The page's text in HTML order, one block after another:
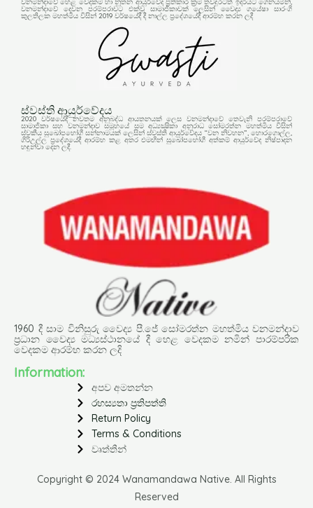
වනමන්දාවේ හෙළ වෙදකම හා නූතන ආයුර්වේද ප්‍රතිකාර ක්‍රම තවදුරටත් ඉදරියට ගෙනයමින්,
වනමන්දාවේ දෙවන පරම්පරාවට එක්වූ සාමාජිකාවක් ලෙසින් වෛද්‍ය ගයේෂා සාරංගි
කුලතිලක මහත්මිය විසින් 2019 වර්ෂයේදී දී නාල්ල ප්‍රදේශයේදී ආරම්භ කරන ලදී
ස්වස්ති ආයුර්වේදය
2020 වර්ෂයේදී නවතම අනුබද්ධ ආයතනයක් ලෙස වනමන්දාවේ තෙවැනි පරම්පරාවේ
සාමාජිකා සහ වනමන්දාව සමූහයේ සම අධ්‍යක්‍ෂිකා අනුරාධ සෝමරත්න මහත්මිය විසින්
ස්වකීය සුඛෝපභෝගී සන්නාමයක් ලෙසින් ස්වස්ති ආයුර්වේදය “වන නිවහන”, හොරගොල්ල,
ගිරිඋල්ල ප්‍රදේශයේදී ආරම්භ කළ අතර එමඟින් සුඛෝපභෝගී අත්කම් ආයුර්වේද නිෂ්පාදන
හඳුන්වා දෙන ලදී.
1960 දී සාම විනිසුරු වෛද්‍ය පී.ජේ සෝමරත්න මහත්මිය වනමන්දාව
ප්‍රධාන වෛද්‍ය මධ්‍යස්ථානයේ දී හෙළ වෙදකම නමින් පාරම්පරික
වෙදකම ආරම්භ කරන ලදි
Information:
අපව අමතන්න
රහස්‍යතා ප්‍රතිපත්ති
Return Policy
Terms & Conditions
වෘත්තීන්
Copyright © 2024 Wanamandawa Native. All Rights
Reserved